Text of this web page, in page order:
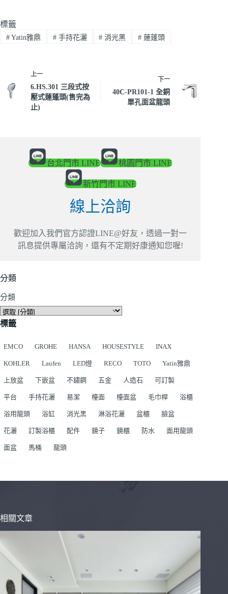
標籤
#Yatin雅鼎 #手持花灑 # 消光黑 # 蓮蓬頭
上一
6.HS.301 三段式按
壓式蓮蓬頭(售完為
止)
下一
40C-PR101-1 全銅
單孔面盆龍頭
台北門市 LINE 桃園門市 LINE
新竹門市 LINE
線上洽詢
歡迎加入我們官方認證LINE@好友，透過一對一
訊息提供專屬洽詢，還有不定期好康通知您喔!
分類
分類
標籤
EMCO GROHE HANSA HOUSESTYLE INAX
KOHLER Laufen LED燈 RECO TOTO Yatin雅鼎
上放盆 下嵌盆 不鏽鋼 五金 人造石 可訂製
平台 手持花灑 易潔 檯面 檯面盆 毛巾桿 浴櫃
浴用龍頭 浴缸 消光黑 淋浴花灑 盆櫃 臉盆
花灑 訂製浴櫃 配件 鏡子 鏡櫃 防水 面用龍頭
面盆 馬桶 龍頭
相關文章